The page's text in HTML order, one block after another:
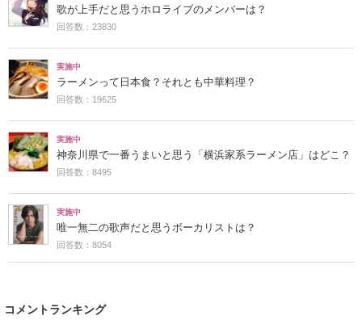
歌が上手だと思うホロライブのメンバーは？
回答数：23830
実施中
ラーメンって日本食？それとも中華料理？
回答数：19625
実施中
神奈川県で一番うまいと思う「横浜家系ラーメン店」はどこ？
回答数：8495
実施中
唯一無二の歌声だと思うボーカリストは？
回答数：8054
コメントランキング